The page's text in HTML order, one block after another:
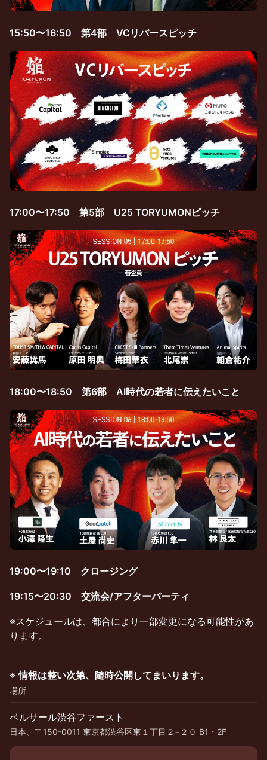
15:50〜16:50 第4部 VCリバースピッチ
17:00〜17:50 第5部 U25 TORYUMONピッチ
18:00〜18:50 第6部 AI時代の若者に伝えたいこと
19:00〜19:10 クロージング
19:15〜20:30 交流会/アフターパーティ
※スケジュールは、都合により⼀部変更になる可能性があ
ります。
※情報は整い次第、随時公開してまいります。
場所
ベルサール渋谷ファースト
日本、〒150-0011 東京都渋谷区東１丁目２−２０ B1・2F